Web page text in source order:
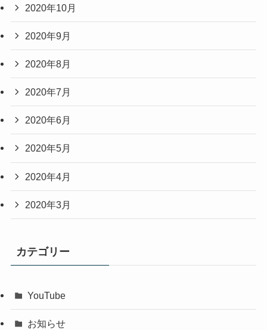
2020年10月
2020年9月
2020年8月
2020年7月
2020年6月
2020年5月
2020年4月
2020年3月
カテゴリー
YouTube
お知らせ